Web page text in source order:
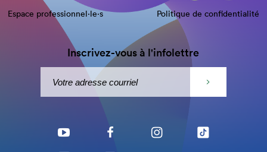
Espace professionnel·le⋅s
Politique de confidentialité
Inscrivez-vous à l'infolettre